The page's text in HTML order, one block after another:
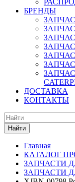
БРЕНДЫ
ДОСТАВКА
КОНТАКТЫ
Найти
Главная
КАТАЛОГ
ЗАПЧАСТИ
ЗАПЧАСТИ